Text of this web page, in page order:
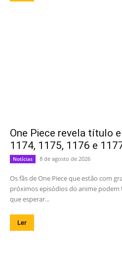
One Piece revela título
1174, 1175, 1176 e
Notícias 8 de agosto de 2026
Os fãs de One Piece que estão com
próximos episódios do anime
que esperar...
Ler